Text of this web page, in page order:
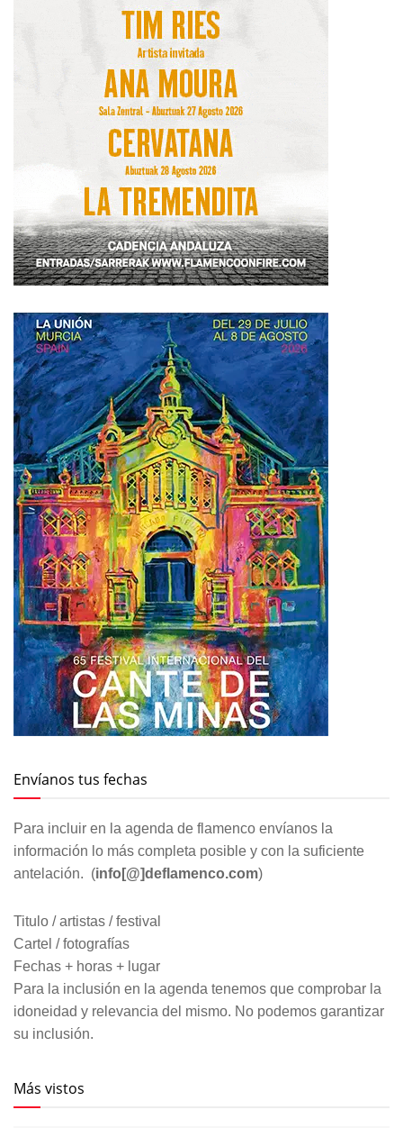
Envíanos tus fechas
Para incluir en la agenda de flamenco envíanos la
información lo más completa posible y con la suficiente
antelación. (info[@]deflamenco.com)
Titulo / artistas / festival
Cartel / fotografías
Fechas + horas + lugar
Para la inclusión en la agenda tenemos que comprobar la
idoneidad y relevancia del mismo. No podemos garantizar
su inclusión.
Más vistos